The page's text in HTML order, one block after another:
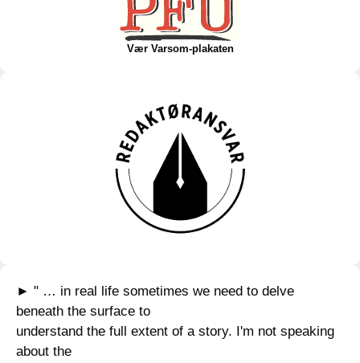
Vær Varsom-plakaten
► " … in real life sometimes we need to delve
beneath the surface to
understand the full extent of a story. I'm not speaking
about the